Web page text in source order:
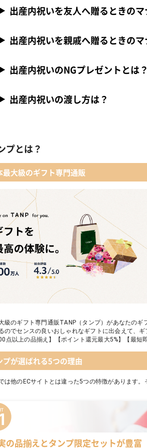
出産内祝いを友人へ贈るときのマ
出産内祝いを親戚へ贈るときのマ
出産内祝いのNGプレゼントとは？
出産内祝いの渡し方は？
プとは？
最大級のギフト専門通販
級のギフト専門通販TANP（タンプ）があなたの
のでセンスの良いおしゃれなギフトに出会えて、
点以上の品揃え】【ポイント還元最大5%】【最短
プが選ばれる5つの理由
は他のECサイトとは違った5つの特徴があります。
の品揃えとタンプ限定セットが豊富